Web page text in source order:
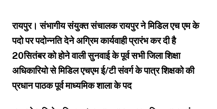
रायपुर। संभागीय संयुक्त संचालक रायपुर ने मिडिल एच एम के
पदो पर पदोन्नति देने अग्रिम कार्यवाही प्रारंभ कर दी है
20सितंबर को होने वाली सुनवाई के पूर्व सभी जिला शिक्षा
अधिकारियो से मिडिल एचएम ई/टी संवर्ग के पात्र शिक्षको की
प्रधान पाठक पूर्व माध्यमिक शाला के पद